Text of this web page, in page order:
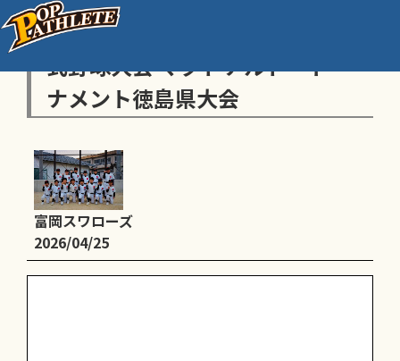
高円宮賜杯第46回全日本学童軟
式野球大会 マクドナルド・トー
ナメント徳島県大会
富岡スワローズ
2026/04/25